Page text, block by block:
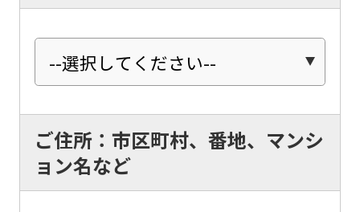
ご住所：市区町村、番地、マンシ
ョン名など